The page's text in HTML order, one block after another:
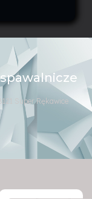
spawalnicze
Super Rękawice